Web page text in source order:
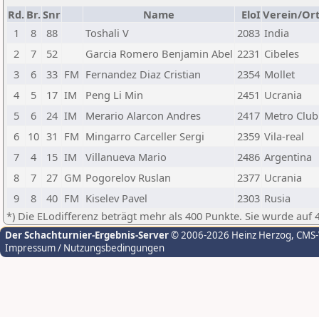
Rd. Br.Snr Name EloIVerein/Ort
1
8 88 Toshali V 2083 India
2
7 52 Garcia Romero Benjamin Abel 2231 Cibeles
3
6 33 FM Fernandez Diaz Cristian 2354 Mollet
4
5 17 IM Peng Li Min 2451 Ucrania
5
6 24 IM Merario Alarcon Andres 2417 Metro Club
6
10 31 FM Mingarro Carceller Sergi 2359 Vila-real
7
4 15 IM Villanueva Mario 2486 Argentina
8
7 27 GM Pogorelov Ruslan 2377 Ucrania
9
8 40 FM Kiselev Pavel 2303 Rusia
*) Die ELodifferenz beträgt mehr als 400 Punkte. Sie wurde auf
Der Schachturnier-Ergebnis-Server© 2006-2026 Heinz Herzog,
Impressum / Nutzungsbedingungen